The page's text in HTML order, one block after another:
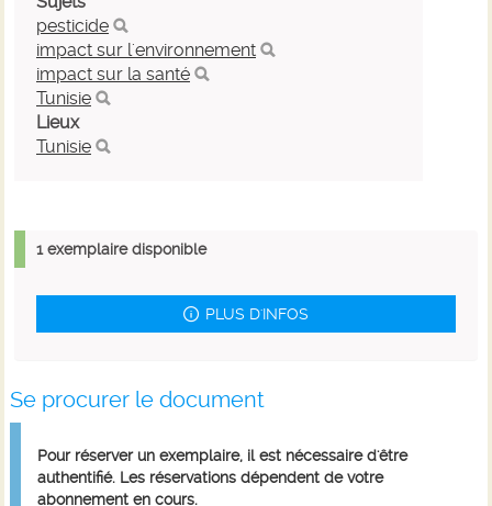
pesticide
impact sur l'environnement
impact sur la santé
Tunisie
Lieux
Tunisie
1 exemplaire disponible
PLUS D'INFOS
Se procurer le document
Pour réserver un exemplaire, il est nécessaire d'être
authentifié. Les réservations dépendent de votre
abonnement en cours.